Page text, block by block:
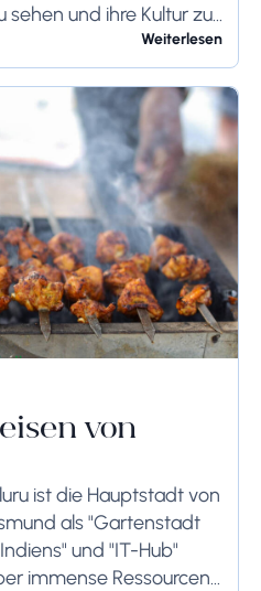
und ihre Kultur zu
einen Besuch in
Weiterlesen
von
ist die Hauptstadt von
als "Gartenstadt
und "IT-Hub"
immense Ressourcen